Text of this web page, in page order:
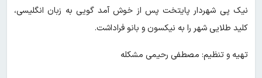
نیک پی شهردار پایتخت پس از خوش آمد گویی به زبان انگلیسی،
کلید طلایی شهر را به نیکسون و بانو فراداشت.
تهیه و تنظیم: مصطفی رحیمی مشکله